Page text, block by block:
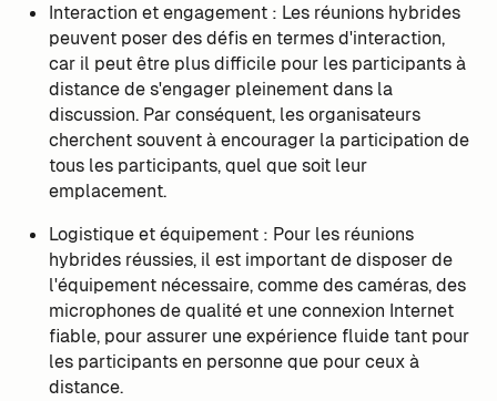
Interaction et engagement : Les réunions hybrides
peuvent poser des défis en termes d'interaction,
car il peut être plus difficile pour les participants à
distance de s'engager pleinement dans la
discussion. Par conséquent, les organisateurs
cherchent souvent à encourager la participation de
tous les participants, quel que soit leur
emplacement.
Logistique et équipement : Pour les réunions
hybrides réussies, il est important de disposer de
l'équipement nécessaire, comme des caméras, des
microphones de qualité et une connexion Internet
fiable, pour assurer une expérience fluide tant pour
les participants en personne que pour ceux à
distance.